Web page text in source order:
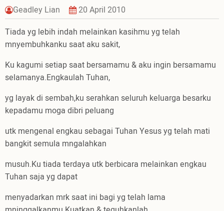
Geadley Lian
20 April 2010
Tiada yg lebih indah melainkan kasihmu yg telah
mnyembuhkanku saat aku sakit,
Ku kagumi setiap saat bersamamu & aku ingin bersamamu
selamanya.Engkaulah Tuhan,
yg layak di sembah,ku serahkan seluruh keluarga besarku
kepadamu moga dibri peluang
utk mengenal engkau sebagai Tuhan Yesus yg telah mati
bangkit semula mngalahkan
musuh.Ku tiada terdaya utk berbicara melainkan engkau
Tuhan saja yg dapat
menyadarkan mrk saat ini bagi yg telah lama